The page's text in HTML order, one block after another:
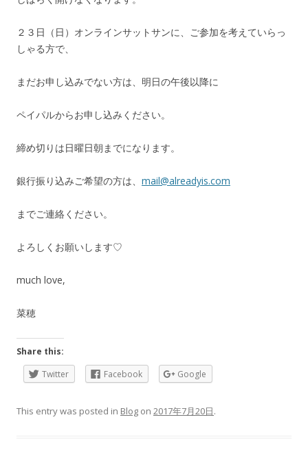
２３日（日）オンラインサットサンに、ご参加を考えていらっ
しゃる方で、
まだお申し込みでない方は、明日の午後以降に
ペイパルからお申し込みください。
締め切りは日曜日朝までになります。
銀行振り込みご希望の方は、 mail@alreadyis.com
までご連絡ください。
よろしくお願いします♡
much love,
菜穂
Share this:
Twitter
Facebook Google
This entry was posted in Blog on 2017年7月20日.